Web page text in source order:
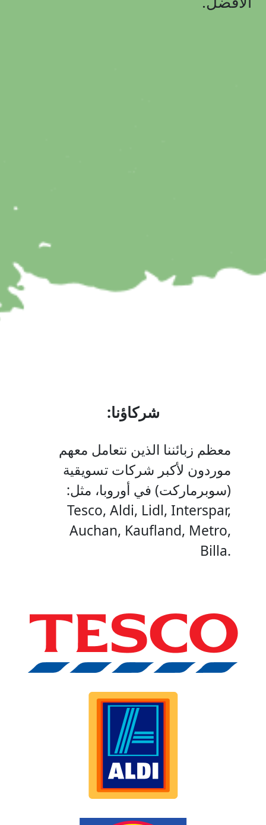
:شركاؤنا
معظم زبائننا الذين نتعامل معهم
موردون لأكبر شركات تسويقية
(سوبرماركت) في أوروبا، مثل:
Tesco, Aldi, Lidl, Interspar,
Auchan, Kaufland, Metro,
Billa.